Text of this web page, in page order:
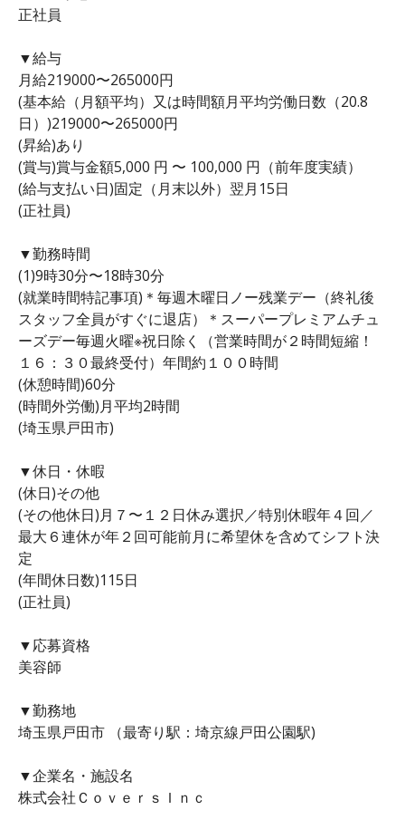
正社員
▼給与
月給219000〜265000円
(基本給（月額平均）又は時間額月平均労働日数（20.8
日）)219000〜265000円
(昇給)あり
(賞与)賞与金額5,000 円 〜 100,000 円（前年度実績）
(給与支払い日)固定（月末以外）翌月15日
(正社員)
▼勤務時間
(1)9時30分〜18時30分
(就業時間特記事項)＊毎週木曜日ノー残業デー（終礼後
スタッフ全員がすぐに退店）＊スーパープレミアムチュ
ーズデー毎週火曜※祝日除く（営業時間が２時間短縮！
１６：３０最終受付）年間約１００時間
(休憩時間)60分
(時間外労働)月平均2時間
(埼玉県戸田市)
▼休日・休暇
(休日)その他
(その他休日)月７〜１２日休み選択／特別休暇年４回／
最大６連休が年２回可能前月に希望休を含めてシフト決
定
(年間休日数)115日
(正社員)
▼応募資格
美容師
▼勤務地
埼玉県戸田市 （最寄り駅：埼京線戸田公園駅)
▼企業名・施設名
株式会社ＣｏｖｅｒｓＩｎｃ